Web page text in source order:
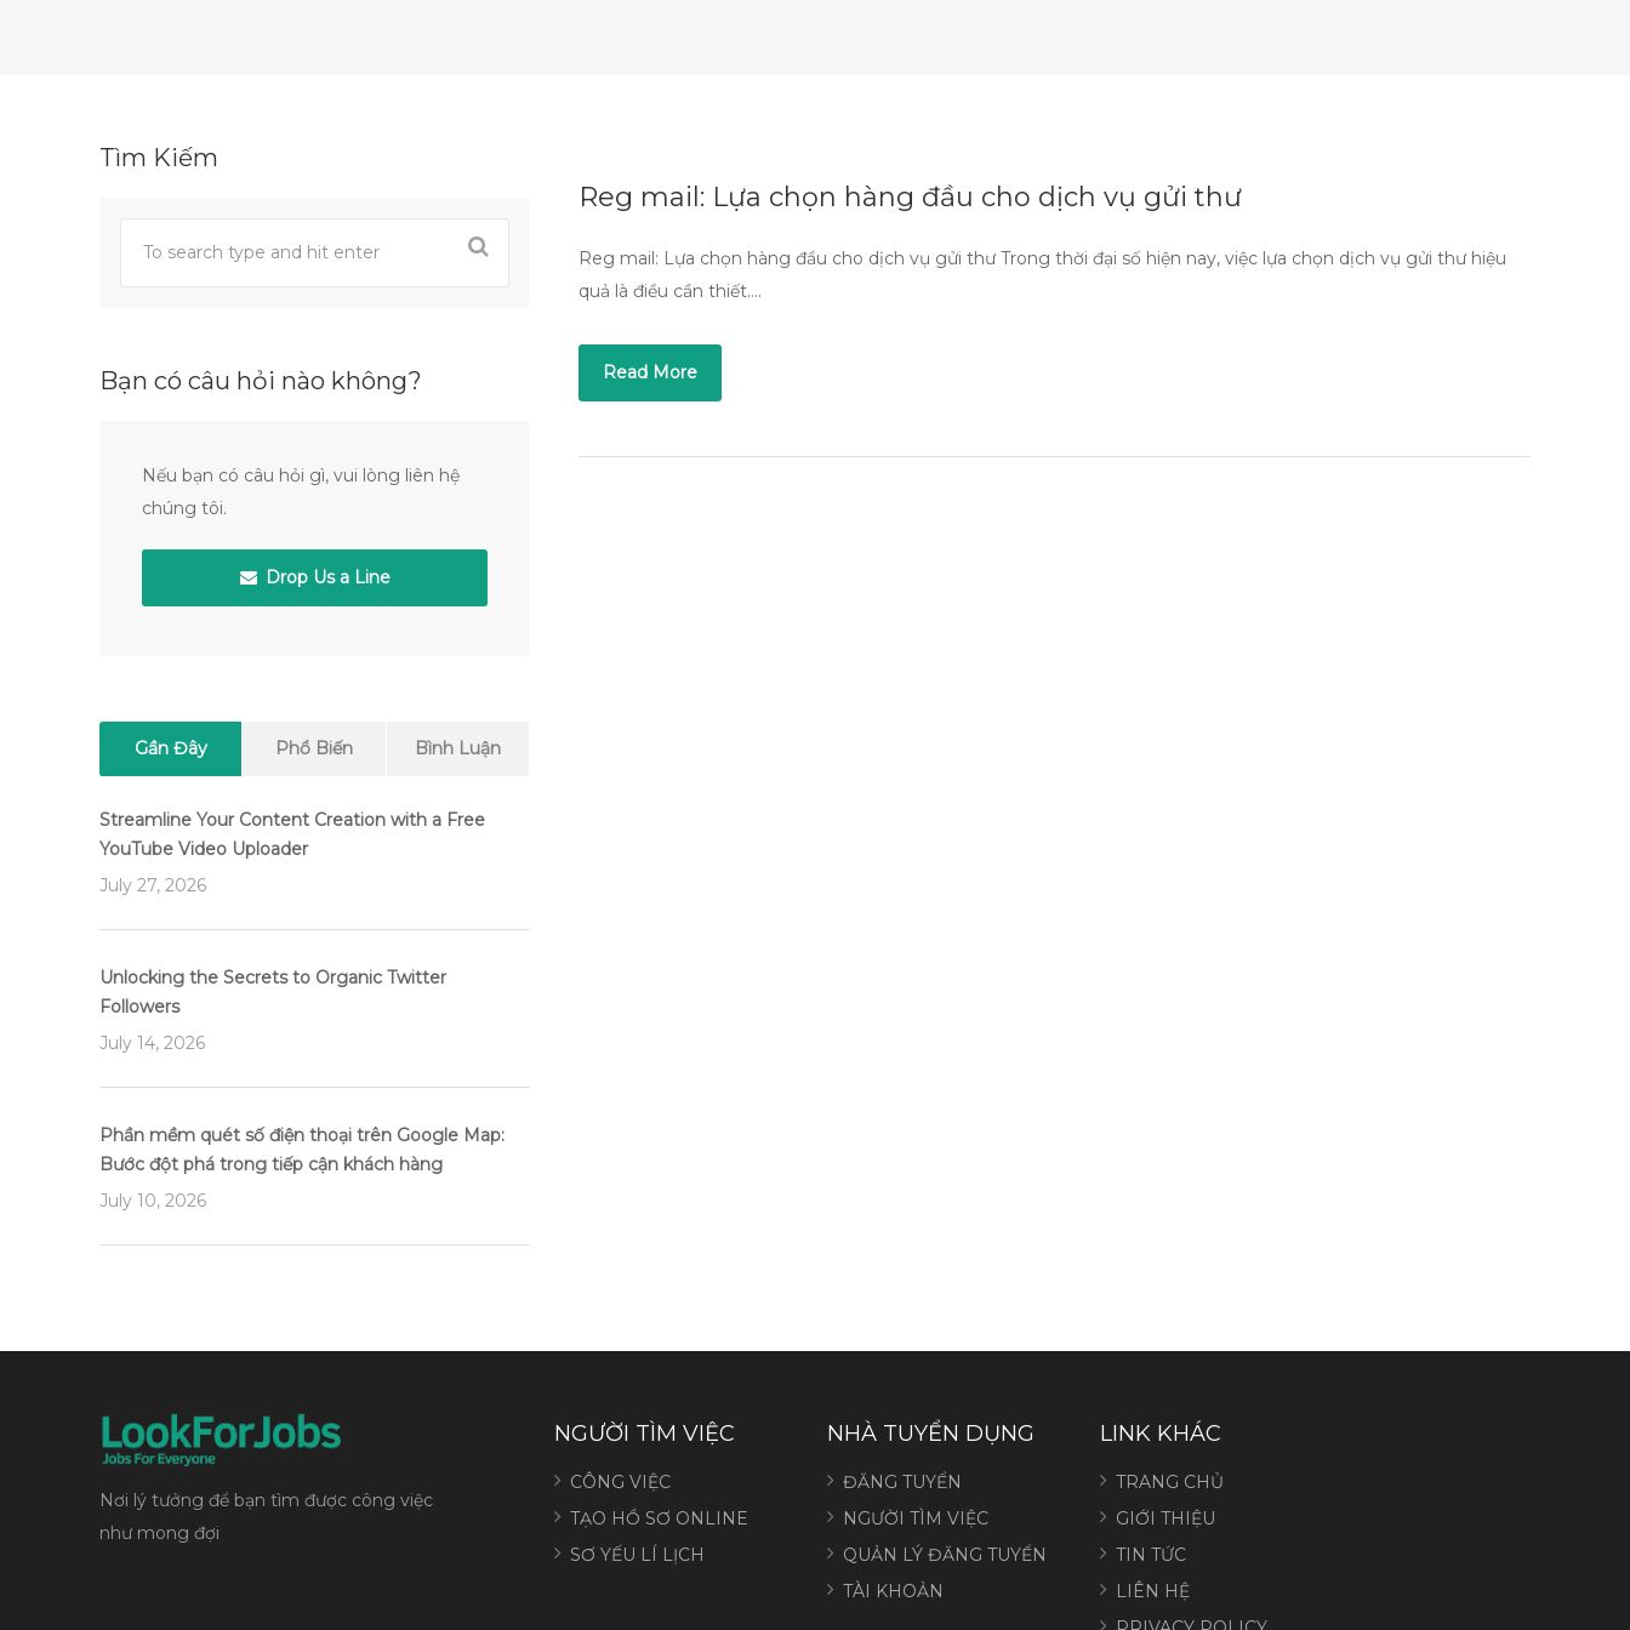
Reg mail: Lựa chọn hàng đầu cho dịch vụ gửi thư
Reg mail: Lựa chọn hàng đầu cho dịch vụ gửi thư Trong thời đại số hiện nay, việc lựa chọn dịch vụ gửi thư hiệu
quả là điều cần thiết….
Read More
Tìm Kiếm
Bạn có câu hỏi nào không?
Nếu bạn có câu hỏi gì, vui lòng liên hệ
chúng tôi.
Drop Us a Line
Gần Đây Phổ Biến Bình Luận
Streamline Your Content Creation with a Free
YouTube Video Uploader
July 27, 2026
Unlocking the Secrets to Organic Twitter
Followers
July 14, 2026
Phần mềm quét số điện thoại trên Google Map:
Bước đột phá trong tiếp cận khách hàng
July 10, 2026
Nơi lý tưởng để bạn tìm được công việc
như mong đợi
NGƯỜI TÌM VIỆC
CÔNG VIỆC
TẠO HỒ SƠ ONLINE
SƠ YẾU LÍ LỊCH
NHÀ TUYỂN DỤNG
ĐĂNG TUYỂN
NGƯỜI TÌM VIỆC
QUẢN LÝ ĐĂNG TUYỂN
TÀI KHOẢN
LINK KHÁC
TRANG CHỦ
GIỚI THIỆU
TIN TỨC
LIÊN HỆ